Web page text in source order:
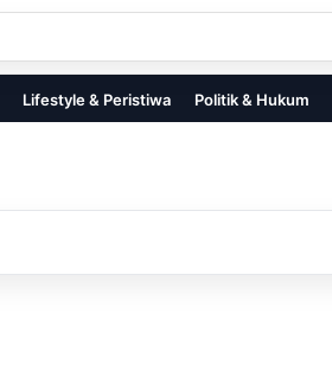
Lifestyle & Peristiwa Politik & Hukum